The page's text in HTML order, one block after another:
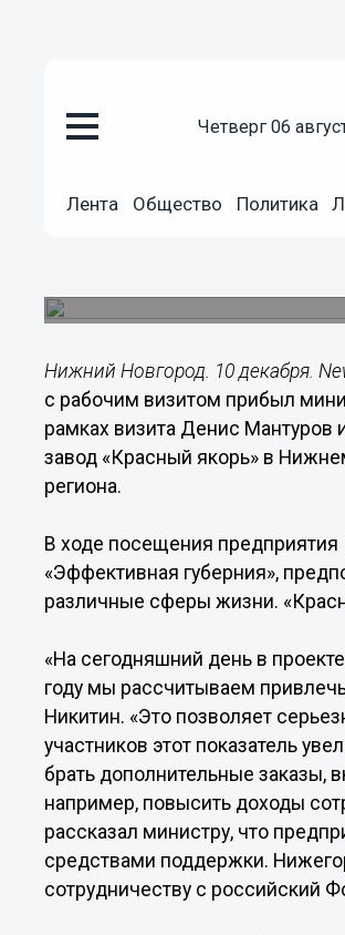
четверг 06
Лента Общество Политика
Глеб Никитин и
Нижний Новгород. 10 декабря.
с рабочим визитом прибыл
рамках визита Денис Мантуров
завод «Красный якорь» в
региона.
В ходе посещения предприятия
«Эффективная губерния»,
различные сферы жизни.
«На сегодняшний день в
году мы рассчитываем
Никитин. «Это позволяет
участников этот показатель
брать дополнительные заказы,
например, повысить доходы
рассказал министру, что
средствами поддержки.
сотрудничеству с российский